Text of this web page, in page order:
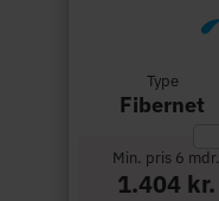
Type
Fibernet
Min. pris 6 mdr.
1.404 kr.